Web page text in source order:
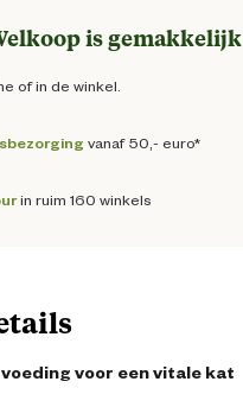
is gemakkelijk
of in de winkel.
vanaf 50,- euro*
in ruim 160 winkels
voor een vitale kat